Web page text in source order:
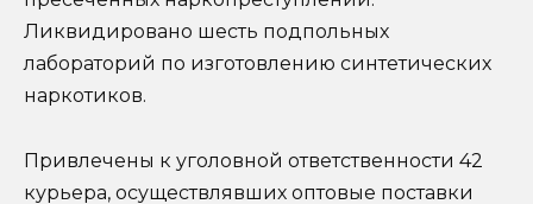
Ликвидировано шесть подпольных
лабораторий по изготовлению синтетических
наркотиков.
Привлечены к уголовной ответственности 42
курьера, осуществлявших оптовые поставки